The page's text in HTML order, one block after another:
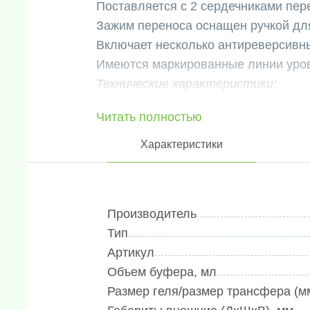
Поставляется с 2 сердечниками
Зажим переноса оснащен ручкой
Включает несколько
Имеются маркированные линии
Технические характеристики:
2H.
2. Резервуар для электрофореза
процессе одной инъекции,
полюса, оснащен ручками для
4. Высокая эффективность
20~40 минут.
6. Возможность блоттинга
Читать полностью
Характеристики
Производитель
Тип
Артикул
Объем буфера, мл
Размер геля/размер трансфера